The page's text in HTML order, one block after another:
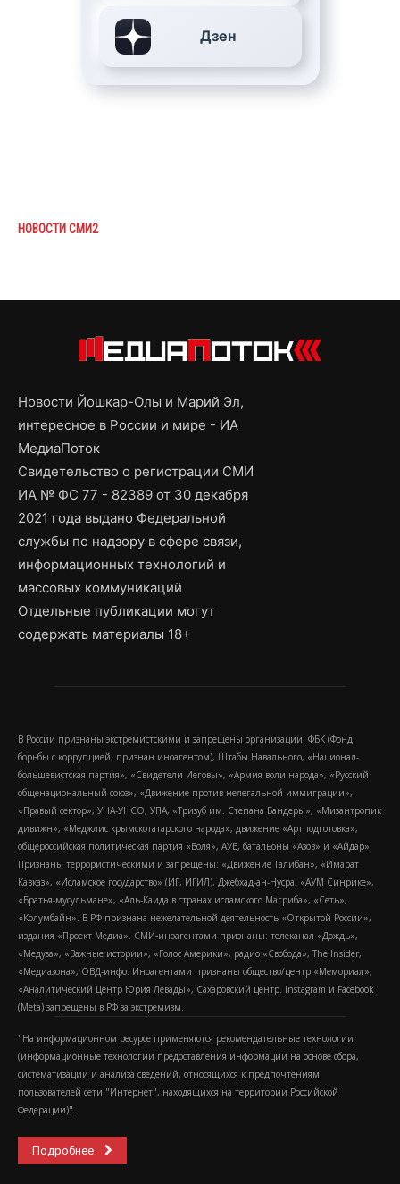
Дзен
НОВОСТИ СМИ2
Новости Йошкар-Олы и Марий Эл,
интересное в России и мире - ИА
МедиаПоток
Свидетельство о регистрации СМИ
ИА № ФС 77 - 82389 от 30 декабря
2021 года выдано Федеральной
службы по надзору в сфере связи,
информационных технологий и
массовых коммуникаций
Отдельные публикации могут
содержать материалы 18+
В России признаны экстремистскими и запрещены организации: ФБК (Фонд
борьбы с коррупцией, признан иноагентом), Штабы Навального, «Национал-
большевистская партия», «Свидетели Иеговы», «Армия воли народа», «Русский
общенациональный союз», «Движение против нелегальной иммиграции»,
«Правый сектор», УНА-УНСО, УПА, «Тризуб им. Степана Бандеры», «Мизантропик
дивижн», «Меджлис крымскотатарского народа», движение «Артподготовка»,
общероссийская политическая партия «Воля», АУЕ, батальоны «Азов» и «Айдар».
Признаны террористическими и запрещены: «Движение Талибан», «Имарат
Кавказ», «Исламское государство» (ИГ, ИГИЛ), Джебхад-ан-Нусра, «АУМ Синрике»,
«Братья-мусульмане», «Аль-Каида в странах исламского Магриба», «Сеть»,
«Колумбайн». В РФ признана нежелательной деятельность «Открытой России»,
издания «Проект Медиа». СМИ-иноагентами признаны: телеканал «Дождь»,
«Медуза», «Важные истории», «Голос Америки», радио «Свобода», The Insider,
«Медиазона», ОВД-инфо. Иноагентами признаны общество/центр «Мемориал»,
«Аналитический Центр Юрия Левады», Сахаровский центр. Instagram и Facebook
(Metа) запрещены в РФ за экстремизм.
"На информационном ресурсе применяются рекомендательные технологии
(информационные технологии предоставления информации на основе сбора,
систематизации и анализа сведений, относящихся к предпочтениям
пользователей сети "Интернет", находящихся на территории Российской
Федерации)".
Подробнее